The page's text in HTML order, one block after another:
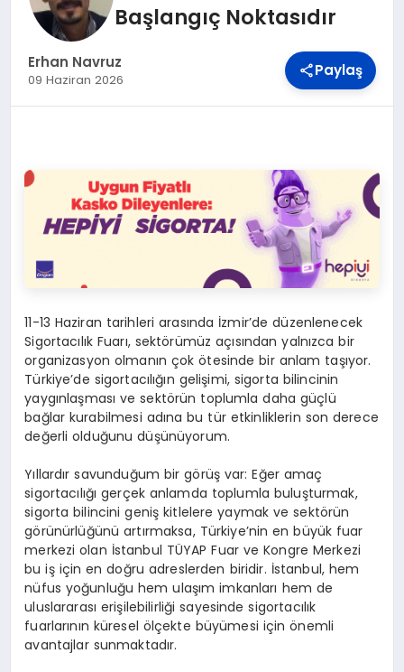
DÜNYA
BILIM VE TEKNOLOJI
OTOMOBIL
Başlangıç Noktasıdır
Erhan Navruz
09 Haziran 2026
Paylaş
11-13 Haziran tarihleri arasında İzmir’de düzenlenecek
Sigortacılık Fuarı, sektörümüz açısından yalnızca bir
organizasyon olmanın çok ötesinde bir anlam taşıyor.
Türkiye’de sigortacılığın gelişimi, sigorta bilincinin
yaygınlaşması ve sektörün toplumla daha güçlü
bağlar kurabilmesi adına bu tür etkinliklerin son derece
değerli olduğunu düşünüyorum.
Yıllardır savunduğum bir görüş var: Eğer amaç
sigortacılığı gerçek anlamda toplumla buluşturmak,
sigorta bilincini geniş kitlelere yaymak ve sektörün
görünürlüğünü artırmaksa, Türkiye’nin en büyük fuar
merkezi olan İstanbul TÜYAP Fuar ve Kongre Merkezi
bu iş için en doğru adreslerden biridir. İstanbul, hem
nüfus yoğunluğu hem ulaşım imkanları hem de
uluslararası erişilebilirliği sayesinde sigortacılık
fuarlarının küresel ölçekte büyümesi için önemli
avantajlar sunmaktadır.